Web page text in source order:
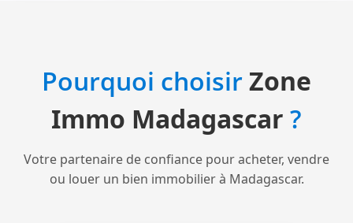
Pourquoi choisirZone
Immo Madagascar ?
Votre partenaire de confiance pour acheter, vendre
ou louer un bien immobilier à Madagascar.